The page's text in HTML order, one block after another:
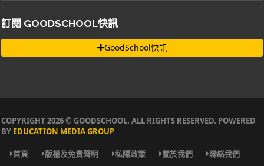
訂閱 GOODSCHOOL快訊
GoodSchool快訊
COPYRIGHT 2026 © GOODSCHOOL. ALL RIGHTS RESERVED. POWERED
BY EDUCATION MEDIA GROUP
首頁 版權及免責聲明 私隱政策 關於我們 聯絡我們